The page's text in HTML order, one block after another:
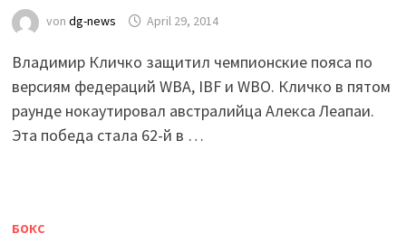
von dg-news April 29, 2014
Владимир Кличко защитил чемпионские пояса по
версиям федераций WBA, IBF и WBO. Кличко в пятом
раунде нокаутировал австралийца Алекса Леапаи.
Эта победа стала 62-й в …
БОКС